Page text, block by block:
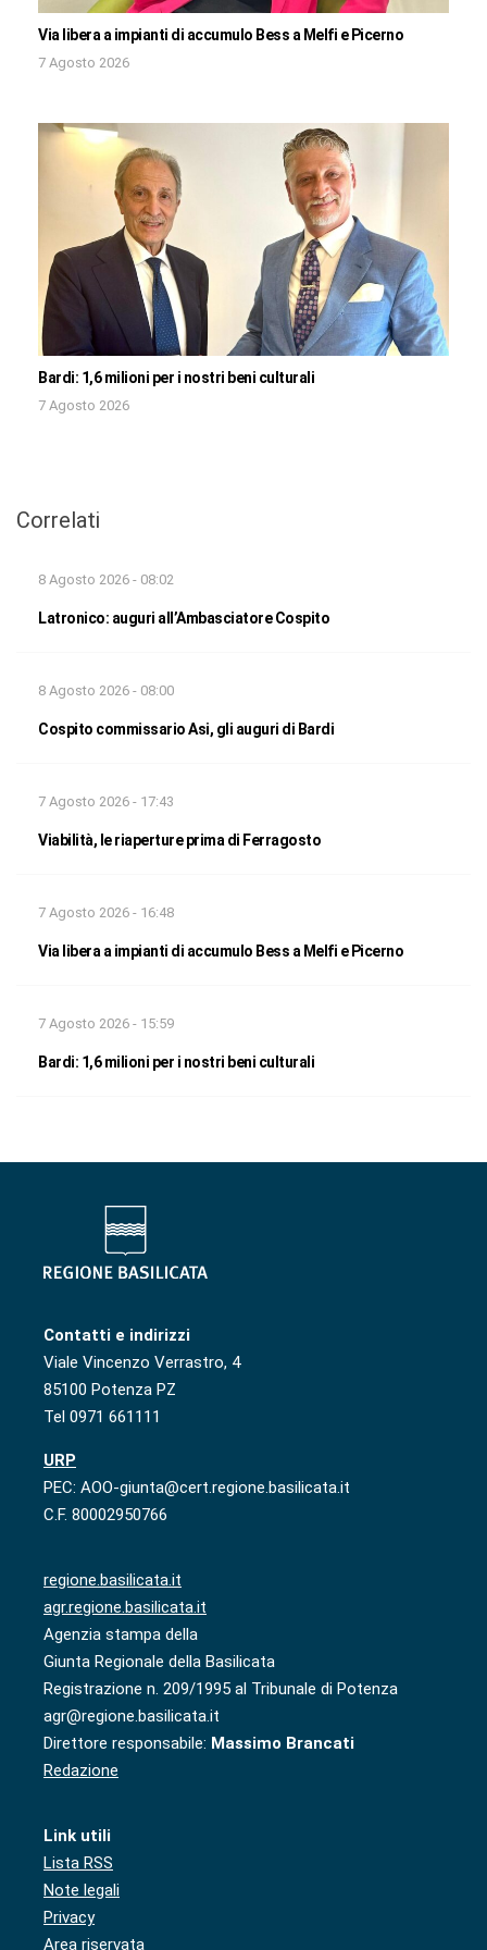
Via libera a impianti di accumulo Bess a Melfi e Picerno
7 Agosto 2026
Bardi: 1,6 milioni per i nostri beni culturali
7 Agosto 2026
Correlati
8 Agosto 2026 - 08:02
Latronico: auguri all’Ambasciatore Cospito
8 Agosto 2026 - 08:00
Cospito commissario Asi, gli auguri di Bardi
7 Agosto 2026 - 17:43
Viabilità, le riaperture prima di Ferragosto
7 Agosto 2026 - 16:48
Via libera a impianti di accumulo Bess a Melfi e Picerno
7 Agosto 2026 - 15:59
Bardi: 1,6 milioni per i nostri beni culturali
Contatti e indirizzi
Viale Vincenzo Verrastro, 4
85100 Potenza PZ
Tel 0971 661111
URP
PEC: AOO-giunta@cert.regione.basilicata.it
C.F. 80002950766
regione.basilicata.it
agr.regione.basilicata.it
Agenzia stampa della
Giunta Regionale della Basilicata
Registrazione n. 209/1995 al Tribunale di Potenza
agr@regione.basilicata.it
Direttore responsabile: Massimo Brancati
Redazione
Link utili
Lista RSS
Note legali
Privacy
Area riservata